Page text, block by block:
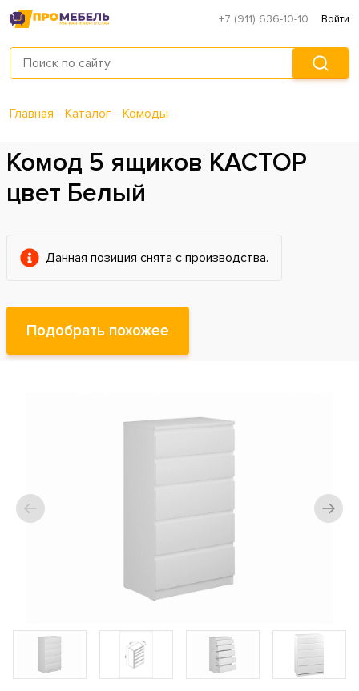
+7 (911) 636-10-10 Войти
Главная—Каталог—Комоды
Комод 5 ящиков КАСТОР
цвет Белый
Данная позиция снята с производства.
Подобрать похожее